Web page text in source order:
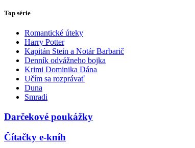
Top série
Romantické úteky
Harry Potter
Kapitán Stein a Notár Barbarič
Denník odvážneho bojka
Krimi Dominika Dána
Učím sa rozprávať
Duna
Smradi
Darčekové poukážky
Čítačky e-kníh